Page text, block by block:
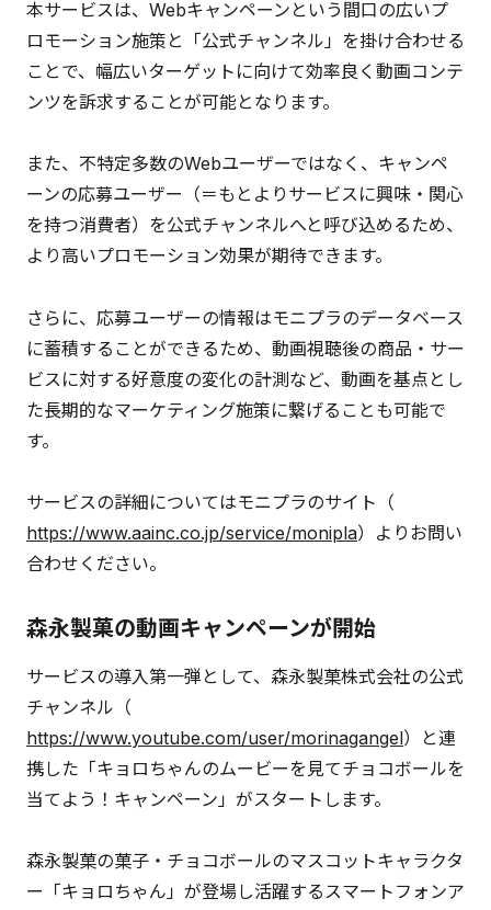
本サービスは、Webキャンペーンという間口の広いプ
ロモーション施策と「公式チャンネル」を掛け合わせる
ことで、幅広いターゲットに向けて効率良く動画コンテ
ンツを訴求することが可能となります。
また、不特定多数のWebユーザーではなく、キャンペ
ーンの応募ユーザー（＝もとよりサービスに興味・関心
を持つ消費者）を公式チャンネルへと呼び込めるため、
より高いプロモーション効果が期待できます。
さらに、応募ユーザーの情報はモニプラのデータベース
に蓄積することができるため、動画視聴後の商品・サー
ビスに対する好意度の変化の計測など、動画を基点とし
た長期的なマーケティング施策に繋げることも可能で
す。
サービスの詳細についてはモニプラのサイト（
https://www.aainc.co.jp/service/monipla）よりお問い
合わせください。
森永製菓の動画キャンペーンが開始
サービスの導入第一弾として、森永製菓株式会社の公式
チャンネル（
https://www.youtube.com/user/morinagangel）と連
携した「キョロちゃんのムービーを見てチョコボールを
当てよう！キャンペーン」がスタートします。
森永製菓の菓子・チョコボールのマスコットキャラクタ
ー「キョロちゃん」が登場し活躍するスマートフォンア